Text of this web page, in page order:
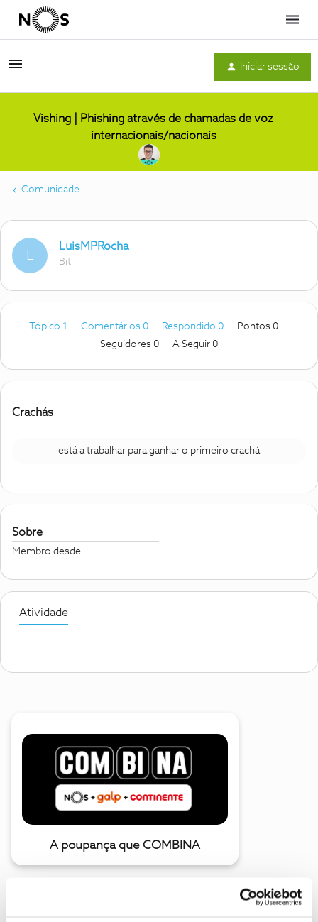
Menu
Iniciar sessão
Vishing | Phishing através de chamadas de voz
internacionais/nacionais
Comunidade
L
LuisMPRocha
Bit
Tópico 1 Comentários 0 Respondido 0
Pontos 0
Seguidores 0 A Seguir 0
Crachás
está a trabalhar para ganhar o primeiro crachá
Sobre
Membro desde
Atividade
A poupança que COMBINA